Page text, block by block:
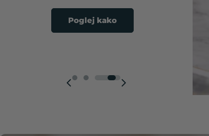
Poglej kako
Poglej kako